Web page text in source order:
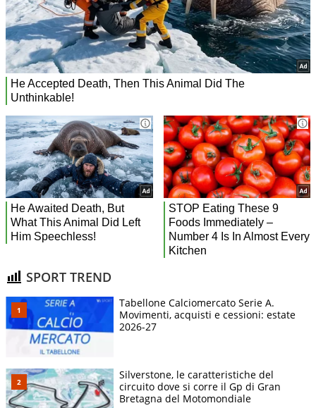
SPORT TREND
Tabellone Calciomercato Serie A.
Movimenti, acquisti e cessioni: estate
2026-27
Silverstone, le caratteristiche del
circuito dove si corre il Gp di Gran
Bretagna del Motomondiale